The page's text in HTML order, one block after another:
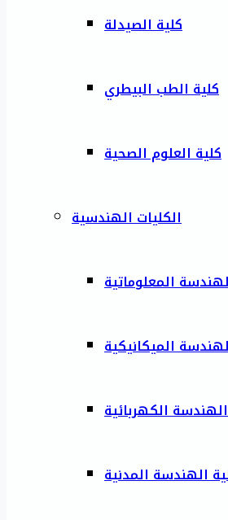
كلية الصيدلة
كلية الطب البيطري
كلية العلوم الصحية
الكليات الهندسية
المعلوماتية
الميكانيكية
الكهربائية
الهندسة المدنية